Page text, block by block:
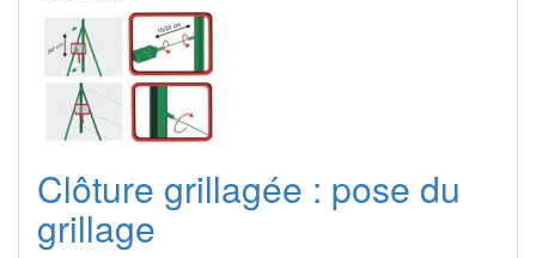
Clôture grillagée : pose du
grillage